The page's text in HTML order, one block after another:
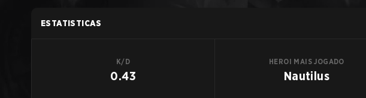
ESTATISTICAS
K/D
0.43
HEROI MAIS JOGADO
Nautilus